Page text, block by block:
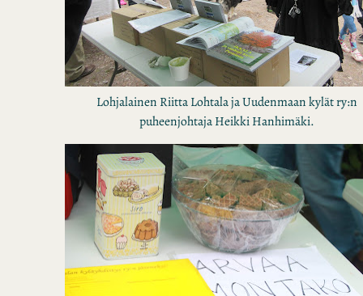
Lohjalainen Riitta Lohtala ja Uudenmaan kylät ry:n
puheenjohtaja Heikki Hanhimäki.